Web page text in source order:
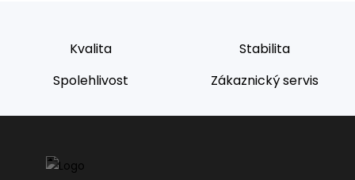
Kvalita
Stabilita
Spolehlivost
Zákaznický servis